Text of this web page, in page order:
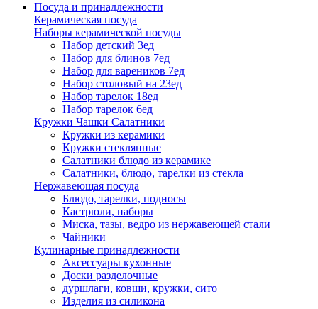
Посуда и принадлежности
Керамическая посуда
Наборы керамической посуды
Набор детский 3ед
Набор для блинов 7ед
Набор для вареников 7ед
Набор столовый на 23ед
Набор тарелок 18ед
Набор тарелок 6ед
Кружки Чашки Салатники
Кружки из керамики
Кружки стеклянные
Салатники блюдо из керамике
Салатники, блюдо, тарелки из стекла
Нержавеющая посуда
Блюдо, тарелки, подносы
Кастрюли, наборы
Миска, тазы, ведро из нержавеющей стали
Чайники
Кулинарные принадлежности
Аксессуары кухонные
Доски разделочные
дуршлаги, ковши, кружки, сито
Изделия из силикона